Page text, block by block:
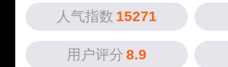
人气指数 15271
用户评分 8.9